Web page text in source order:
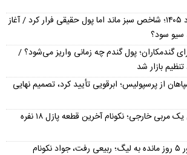
بورس امروز ۱۸ مرداد ۱۴۰۵؛ شاخص سبز ماند اما پول حقیقی فرار کرد / آغاز
سیو سود؟
گندمکاران؛ پول گندم چه زمانی واریز می‌شود؟ /
بازار شد
از پرسپولیس؛ ابرقویی تأیید کرد، تصمیم نهایی
لیگ برتر بدون حتی یک مربی خارجی؛ نکونام آخرین قطعه پازل ۱۸ نفره
شوک بزرگ در تراکتور ۵ روز مانده به لیگ؛ ربیعی رفت، جواد نکونام